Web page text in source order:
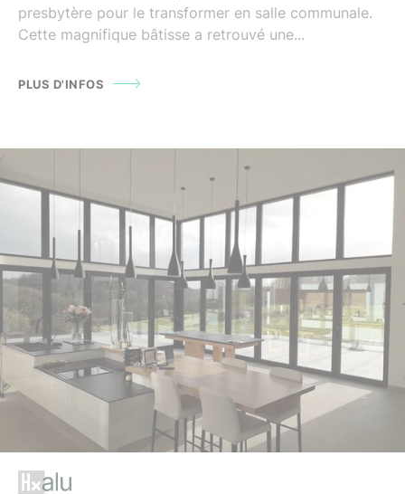
presbytère pour le transformer en salle communale.
Cette magnifique bâtisse a retrouvé une...
PLUS D'INFOS